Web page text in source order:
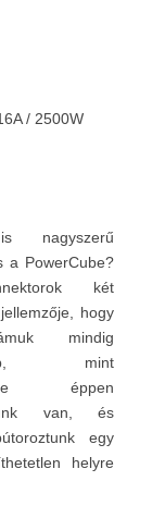
/ 2500W
nagyszerű
a PowerCube?
két
hogy
mindig
mint
éppen
van, és
egy
helyre